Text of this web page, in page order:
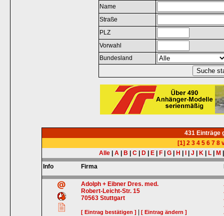
Name
Straße
PLZ
Vorwahl
Bundesland
431 Einträge
[1] 2 3 4 5 6 7 8
Alle
A B C D E F G H J K L M
Info
Firma
Adolph + Eibner Dres. med.
Robert-Leicht-Str. 15
70563 Stuttgart
[ Eintrag bestätigen ] |[ Eintrag ändern ]